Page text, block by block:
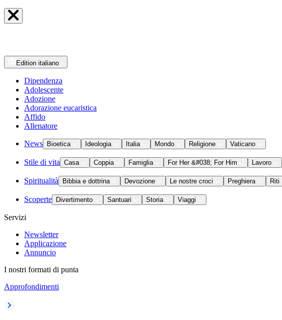
Edition italiano
Dipendenza
Adolescente
Adozione
Adorazione eucaristica
Affido
Allenatore
News Bioetica Ideologia Italia Mondo Religione Vaticano
Stile di vita Casa Coppia Famiglia For Her &#038; For Him Lavoro
Spiritualità Bibbia e dottrina Devozione Le nostre croci Preghiera Riti
Scoperte Divertimento Santuari Storia Viaggi
Servizi
Newsletter
Applicazione
Annuncio
I nostri formati di punta
Approfondimenti